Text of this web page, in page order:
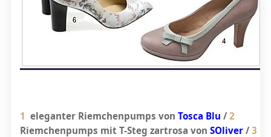
1 eleganter Riemchenpumps von Tosca Blu / 2
Riemchenpumps mit T-Steg zartrosa von SOliver/ 3